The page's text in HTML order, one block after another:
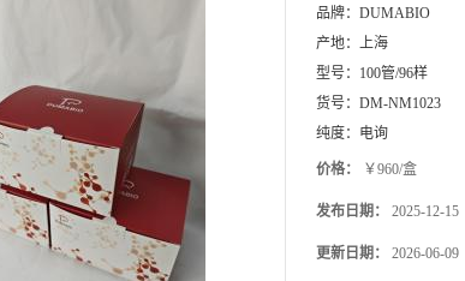
品牌： DUMABIO
产地：
上海
型号： 100管/96样
货号： DM-NM1023
纯度： 电询
价格： ￥960/盒
发布日期： 2025-12-15
更新日期： 2026-06-09